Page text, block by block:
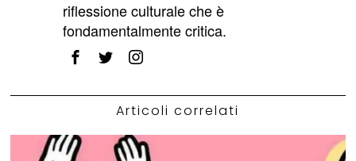
riflessione culturale che è
fondamentalmente critica.
Articoli correlati